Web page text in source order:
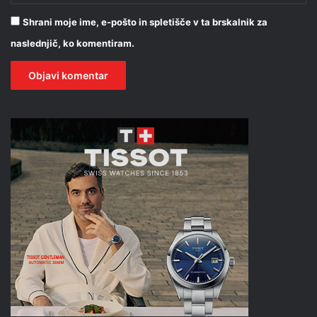
Shrani moje ime, e-pošto in spletišče v ta brskalnik za
naslednjič, ko komentiram.